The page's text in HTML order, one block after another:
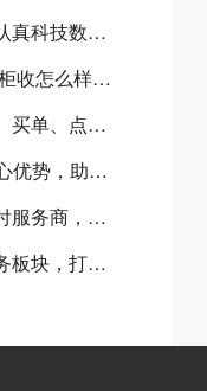
加油站新规红利来袭！依托​认真科技数字化SaaS系统，抢占加油站千亿市场
掌柜收聚合收款播报音箱|掌柜收怎么样？掌柜收聚合收款音箱有什么优势？
认真科技全面入局抖音支付、买单、点餐三大体系，共建本地生活数字化新生态
抖音买单：功能全解析 + 核心优势，助力本地商家流量与营收双增长
杭州认真科技：首批抖音支付服务商，全链路赋能本地生活商业升级
杭州认真网络科技｜三大业务板块，打造实体商家数字化经营闭环